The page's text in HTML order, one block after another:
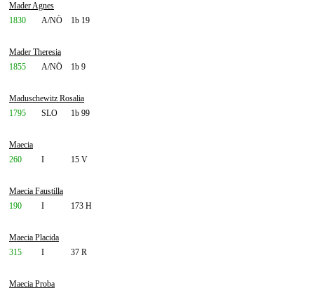
Mader Agnes
1830
A/NÖ 1b 19
Mader Theresia
1855
A/NÖ 1b 9
Maduschewitz Rosalia
1795
SLO 1b 99
Maecia
260
I 15 V
Maecia Faustilla
190
I 173 H
Maecia Placida
315
I 37 R
Maecia Proba